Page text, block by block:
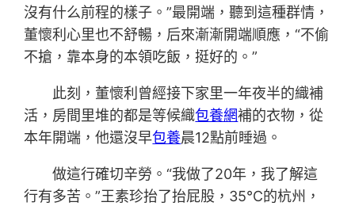
沒有什么前程的樣子。”最開端，聽到這種群情，
董懷利心里也不舒暢，后來漸漸開端順應，“不偷
不搶，靠本身的本領吃飯，挺好的。”
此刻，董懷利曾經接下家里一年夜半的織補
活，房間里堆的都是等候織包養網補的衣物，從
本年開端，他還沒早包養晨12點前睡過。
做這行確切辛勞。“我做了20年，我了解這
行有多苦。”王素珍抬了抬屁股，35℃的杭州，